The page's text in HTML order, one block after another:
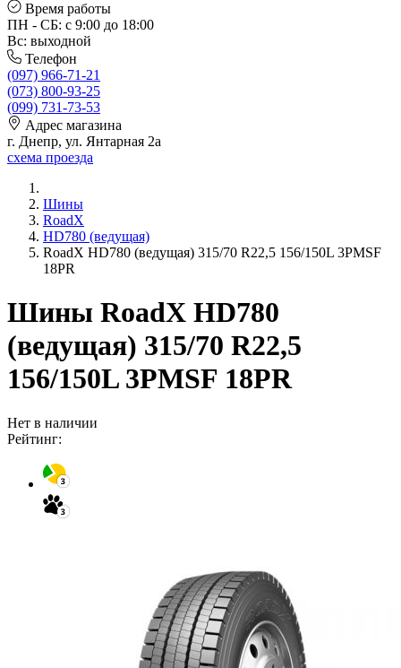
Время работы
ПН - СБ: с 9:00 до 18:00
Вс: выходной
Телефон
(097) 966-71-21
(073) 800-93-25
(099) 731-73-53
Адрес магазина
г. Днепр, ул. Янтарная 2а
схема проезда
Шины
RoadX
HD780 (ведущая)
RoadX HD780 (ведущая) 315/70 R22,5 156/150L 3PMSF
18PR
Шины RoadX HD780
(ведущая) 315/70 R22,5
156/150L 3PMSF 18PR
Нет в наличии
Рейтинг: